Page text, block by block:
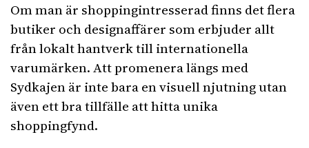
Om man är shoppingintresserad finns det flera
butiker och designaffärer som erbjuder allt
från lokalt hantverk till internationella
varumärken. Att promenera längs med
Sydkajen är inte bara en visuell njutning utan
även ett bra tillfälle att hitta unika
shoppingfynd.